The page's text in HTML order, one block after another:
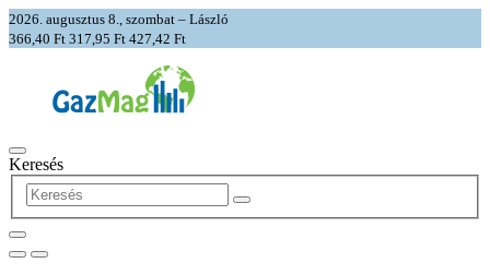
2026. augusztus 8., szombat – László
366,40 Ft 317,95 Ft 427,42 Ft
Keresés